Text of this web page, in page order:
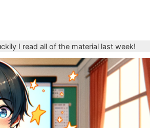
I read all of the material last week!